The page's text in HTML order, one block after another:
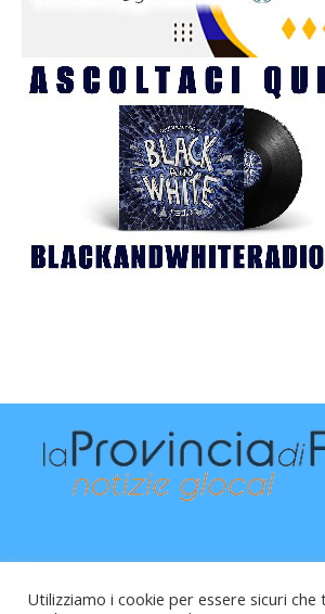
Utilizziamo i cookie per essere sicuri che